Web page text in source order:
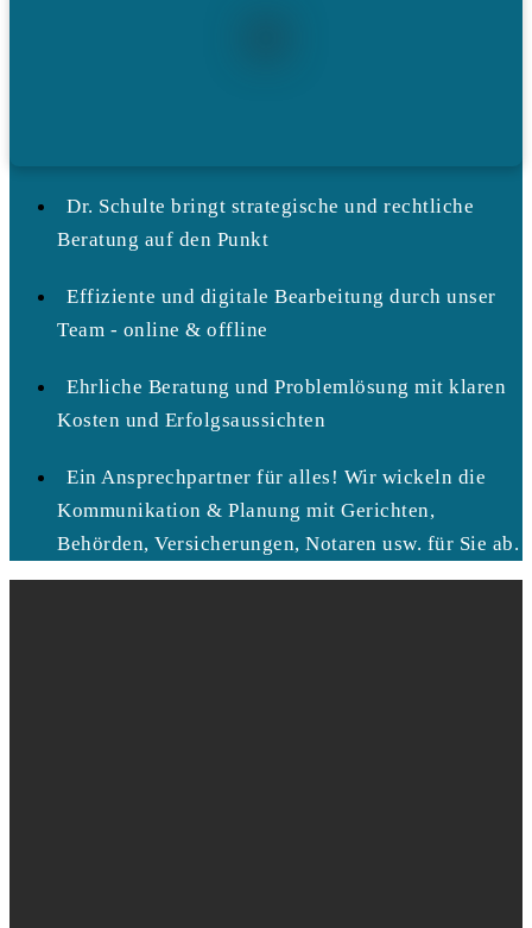
Dr. Schulte bringt strategische und rechtliche
Beratung auf den Punkt
Effiziente und digitale Bearbeitung durch unser
Team - online & offline
Ehrliche Beratung und Problemlösung mit klaren
Kosten und Erfolgsaussichten
Ein Ansprechpartner für alles! Wir wickeln die
Kommunikation & Planung mit Gerichten,
Behörden, Versicherungen, Notaren usw. für Sie ab.